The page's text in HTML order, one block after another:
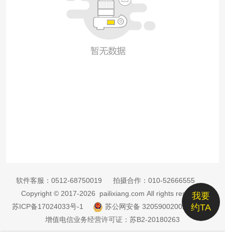
我要
约TA
软件客服： 0512-68750019 拍摄合作： 010-52666555
Copyright © 2017-2026 pailixiang.com All rights reserved
苏ICP备17024033号-1
苏公网安备 32059002002885号
增值电信业务经营许可证：苏B2-20180263